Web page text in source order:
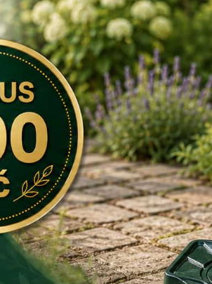
Obecný rozměr: 23 x
Záruka: 2 roky
Kód:E1484
Další parametry
Cena: 282 Kč
Uvedená cena vč.